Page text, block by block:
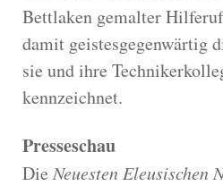
Bettlaken gemalter
damit geistesgegenwärtig
sie und ihre
kennzeichnet.
Presseschau
Die Neuesten Eleusischen